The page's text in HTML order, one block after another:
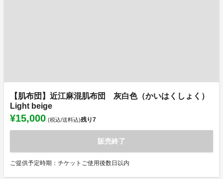
【肌布団】近江麻混肌布団 灰白色（かいはくしょく）
Light beige
¥15,000 (税込/送料込)残り7
販売終了
ご提供予定時期：チケットご使用後数日以内